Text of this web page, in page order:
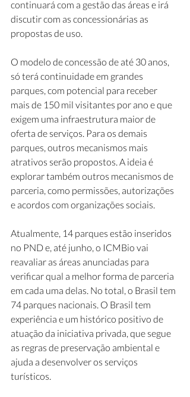
continuará com a gestão das áreas e irá
discutir com as concessionárias as
propostas de uso.
O modelo de concessão de até 30 anos,
só terá continuidade em grandes
parques, com potencial para receber
mais de 150 mil visitantes por ano e que
exigem uma infraestrutura maior de
oferta de serviços. Para os demais
parques, outros mecanismos mais
atrativos serão propostos. A ideia é
explorar também outros mecanismos de
parceria, como permissões, autorizações
e acordos com organizações sociais.
Atualmente, 14 parques estão inseridos
no PND e, até junho, o ICMBio vai
reavaliar as áreas anunciadas para
verificar qual a melhor forma de parceria
em cada uma delas. No total, o Brasil tem
74 parques nacionais. O Brasil tem
experiência e um histórico positivo de
atuação da iniciativa privada, que segue
as regras de preservação ambiental e
ajuda a desenvolver os serviços
turísticos.